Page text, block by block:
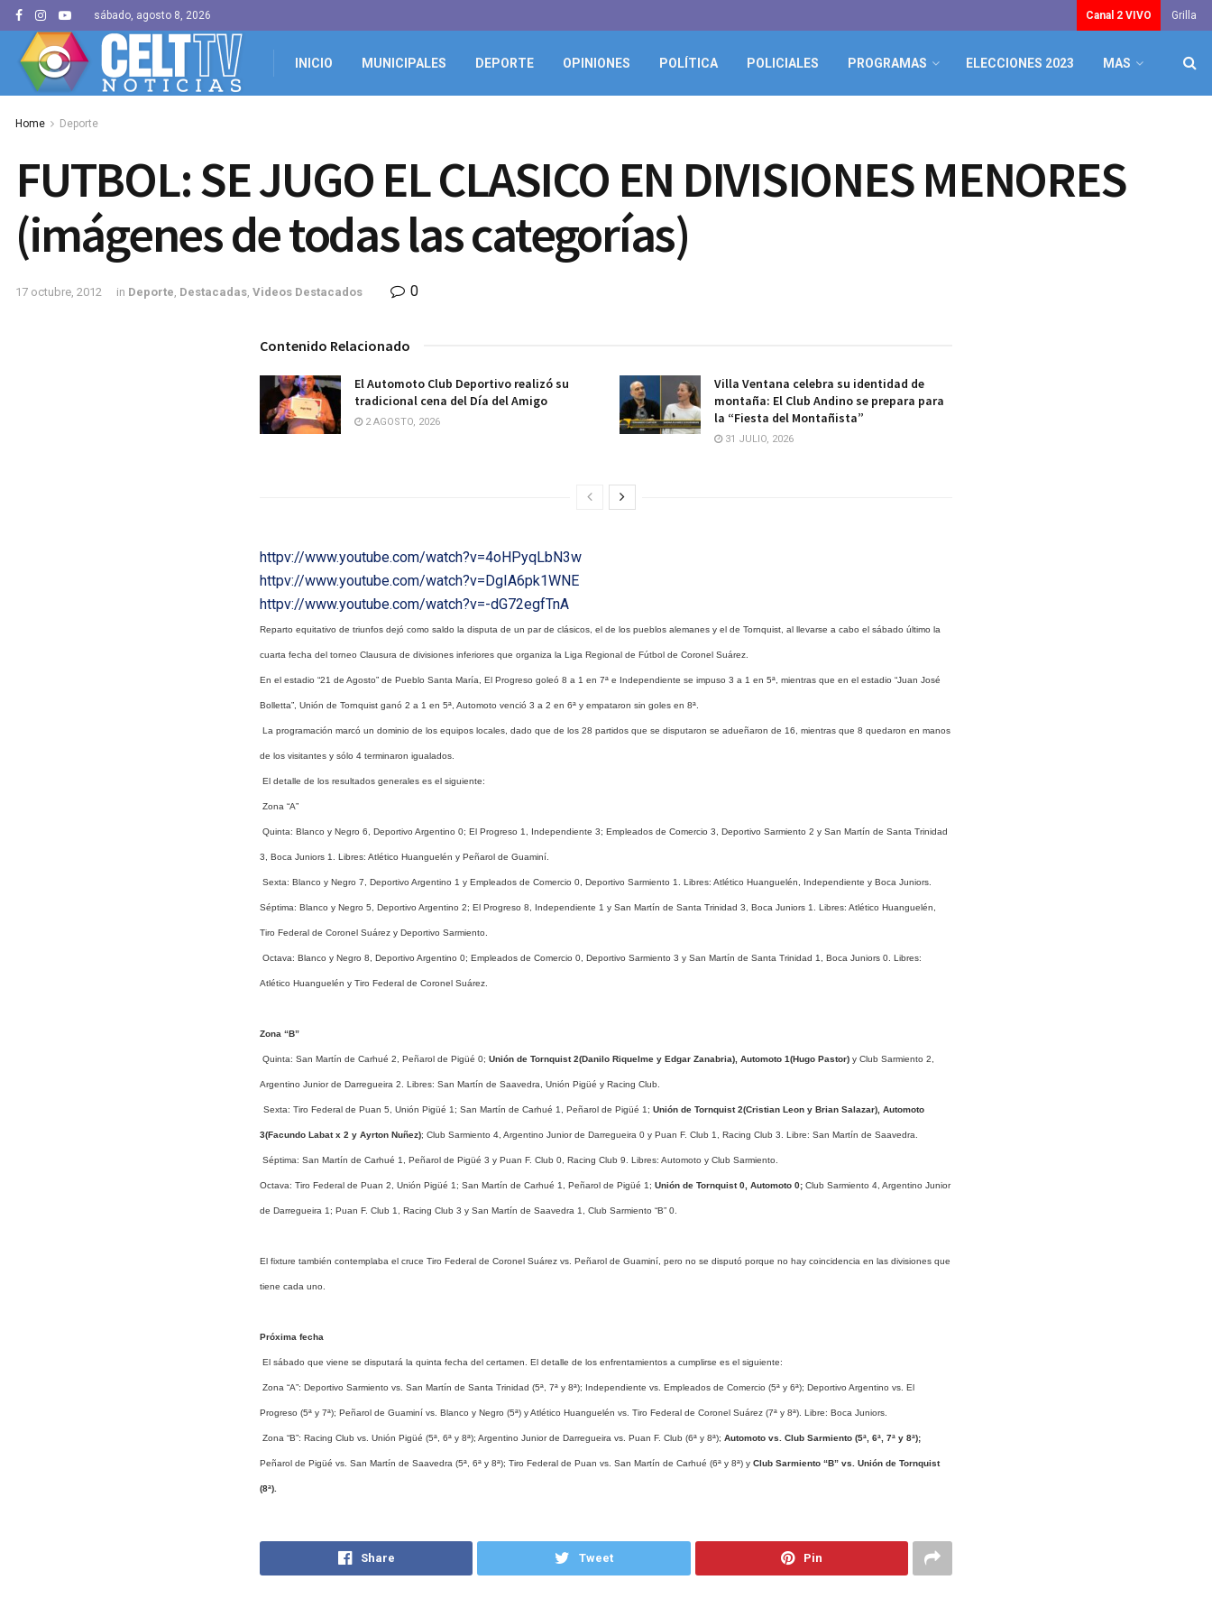
sábado, agosto 8, 2026 Canal 2 VIVO Grilla
INICIO MUNICIPALES DEPORTE OPINIONES POLÍTICA POLICIALES PROGRAMAS ELECCIONES 2023 MAS
Home Deporte
FUTBOL: SE JUGO EL CLASICO EN DIVISIONES MENORES
(imágenes de todas las categorías)
17 octubre, 2012 in Deporte, Destacadas, Videos Destacados 0
Contenido Relacionado
El Automoto Club Deportivo realizó su
tradicional cena del Día del Amigo
2 AGOSTO, 2026
Villa Ventana celebra su identidad de
montaña: El Club Andino se prepara para
la “Fiesta del Montañista”
31 JULIO, 2026
httpv://www.youtube.com/watch?v=4oHPyqLbN3w
httpv://www.youtube.com/watch?v=DgIA6pk1WNE
httpv://www.youtube.com/watch?v=-dG72egfTnA
Reparto equitativo de triunfos dejó como saldo la disputa de un par de clásicos, el de los pueblos alemanes y el de Tornquist, al llevarse a cabo el sábado último la
cuarta fecha del torneo Clausura de divisiones inferiores que organiza la Liga Regional de Fútbol de Coronel Suárez.
En el estadio “21 de Agosto” de Pueblo Santa María, El Progreso goleó 8 a 1 en 7ª e Independiente se impuso 3 a 1 en 5ª, mientras que en el estadio “Juan José
Bolletta”, Unión de Tornquist ganó 2 a 1 en 5ª, Automoto venció 3 a 2 en 6ª y empataron sin goles en 8ª.
La programación marcó un dominio de los equipos locales, dado que de los 28 partidos que se disputaron se adueñaron de 16, mientras que 8 quedaron en manos
de los visitantes y sólo 4 terminaron igualados.
El detalle de los resultados generales es el siguiente:
Zona “A”
Quinta: Blanco y Negro 6, Deportivo Argentino 0; El Progreso 1, Independiente 3; Empleados de Comercio 3, Deportivo Sarmiento 2 y San Martín de Santa Trinidad
3, Boca Juniors 1. Libres: Atlético Huanguelén y Peñarol de Guaminí.
Sexta: Blanco y Negro 7, Deportivo Argentino 1 y Empleados de Comercio 0, Deportivo Sarmiento 1. Libres: Atlético Huanguelén, Independiente y Boca Juniors.
Séptima: Blanco y Negro 5, Deportivo Argentino 2; El Progreso 8, Independiente 1 y San Martín de Santa Trinidad 3, Boca Juniors 1. Libres: Atlético Huanguelén,
Tiro Federal de Coronel Suárez y Deportivo Sarmiento.
Octava: Blanco y Negro 8, Deportivo Argentino 0; Empleados de Comercio 0, Deportivo Sarmiento 3 y San Martín de Santa Trinidad 1, Boca Juniors 0. Libres:
Atlético Huanguelén y Tiro Federal de Coronel Suárez.
Zona “B”
Quinta: San Martín de Carhué 2, Peñarol de Pigüé 0; Unión de Tornquist 2(Danilo Riquelme y Edgar Zanabria), Automoto 1(Hugo Pastor) y Club Sarmiento 2,
Argentino Junior de Darregueira 2. Libres: San Martín de Saavedra, Unión Pigüé y Racing Club.
Sexta: Tiro Federal de Puan 5, Unión Pigüé 1; San Martín de Carhué 1, Peñarol de Pigüé 1; Unión de Tornquist 2(Cristian Leon y Brian Salazar), Automoto
3(Facundo Labat x 2 y Ayrton Nuñez); Club Sarmiento 4, Argentino Junior de Darregueira 0 y Puan F. Club 1, Racing Club 3. Libre: San Martín de Saavedra.
Séptima: San Martín de Carhué 1, Peñarol de Pigüé 3 y Puan F. Club 0, Racing Club 9. Libres: Automoto y Club Sarmiento.
Octava: Tiro Federal de Puan 2, Unión Pigüé 1; San Martín de Carhué 1, Peñarol de Pigüé 1; Unión de Tornquist 0, Automoto 0; Club Sarmiento 4, Argentino Junior
de Darregueira 1; Puan F. Club 1, Racing Club 3 y San Martín de Saavedra 1, Club Sarmiento “B” 0.
El fixture también contemplaba el cruce Tiro Federal de Coronel Suárez vs. Peñarol de Guaminí, pero no se disputó porque no hay coincidencia en las divisiones que
tiene cada uno.
Próxima fecha
El sábado que viene se disputará la quinta fecha del certamen. El detalle de los enfrentamientos a cumplirse es el siguiente:
Zona “A”: Deportivo Sarmiento vs. San Martín de Santa Trinidad (5ª, 7ª y 8ª); Independiente vs. Empleados de Comercio (5ª y 6ª); Deportivo Argentino vs. El
Progreso (5ª y 7ª); Peñarol de Guaminí vs. Blanco y Negro (5ª) y Atlético Huanguelén vs. Tiro Federal de Coronel Suárez (7ª y 8ª). Libre: Boca Juniors.
Zona “B”: Racing Club vs. Unión Pigüé (5ª, 6ª y 8ª); Argentino Junior de Darregueira vs. Puan F. Club (6ª y 8ª); Automoto vs. Club Sarmiento (5ª, 6ª, 7ª y 8ª);
Peñarol de Pigüé vs. San Martín de Saavedra (5ª, 6ª y 8ª); Tiro Federal de Puan vs. San Martín de Carhué (6ª y 8ª) y Club Sarmiento “B” vs. Unión de Tornquist
(8ª).
Share Tweet Pin